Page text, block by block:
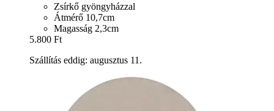
Zsírkő gyöngyházzal
Átmérő 10,7cm
Magasság 2,3cm
5.800 Ft
Szállítás eddig: augusztus 11.